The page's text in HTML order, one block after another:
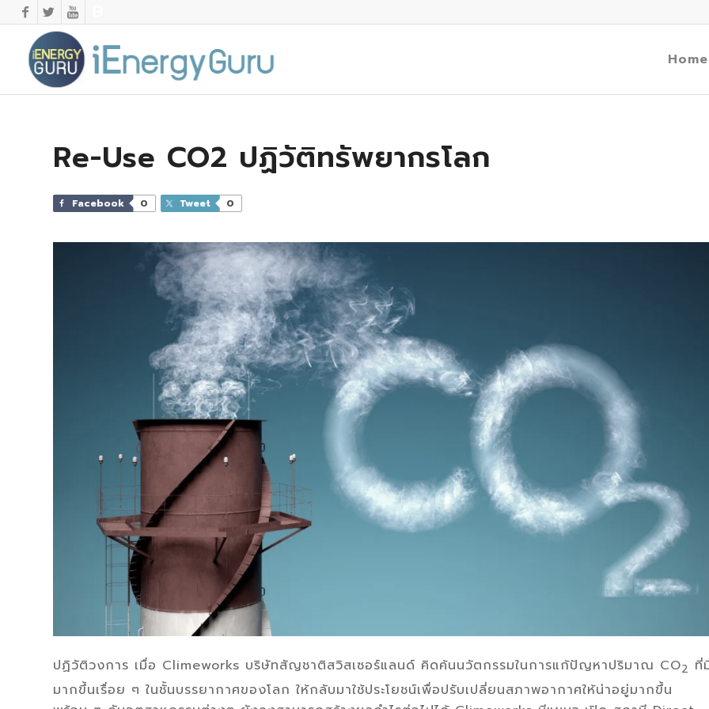
Home
Re-Use CO2 ปฏิวัติทรัพยากรโลก
Facebook 0 Tweet 0
ปฏิวัติวงการ เมื่อ Climeworks บริษัทสัญชาติสวิสเซอร์แลนด์ คิดค้นนวัตกรรมในการแก้ปัญหาปริมาณ CO2 ที่
มากขึ้นเรื่อย ๆ ในชั้นบรรยากาศของโลก ให้กลับมาใช้ประโยชน์เพื่อปรับเปลี่ยนสภาพอากาศให้น่าอยู่มากขึ้น